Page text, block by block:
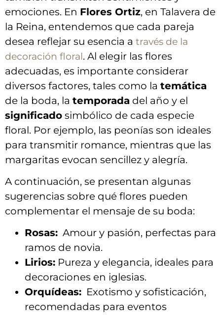
⁣emociones. ⁤En⁤ Flores Ortiz, ‍en Talavera de
la⁤ Reina, entendemos que cada pareja
desea reflejar su esencia⁤ a través de la
decoración floral. ‌Al elegir las flores‌
adecuadas, es importante considerar
diversos factores, tales como la‍ temática
de la boda,⁤ la temporada del año​ y el
significado ‌simbólico de cada⁣ especie
floral. ⁣Por ​ejemplo, las peonías son ‍ideales‌
para transmitir romance, mientras que​ las⁢
margaritas ‌evocan sencillez y⁣ alegría.
A continuación, se presentan ⁢algunas
sugerencias sobre ⁢qué flores pueden
complementar el mensaje⁢ de su boda:
Rosas: ​ Amour y pasión, perfectas para
ramos de novia.
Lirios: Pureza y elegancia, ideales​ para
decoraciones ‍en iglesias.
Orquídeas: ​ Exotismo‌ y sofisticación,
recomendadas ​para eventos